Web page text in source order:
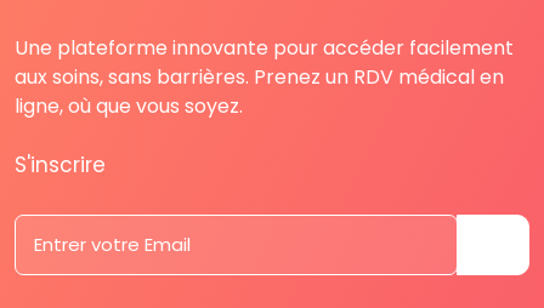
Une plateforme innovante pour accéder facilement
aux soins, sans barrières. Prenez un RDV médical en
ligne, où que vous soyez.
S'inscrire